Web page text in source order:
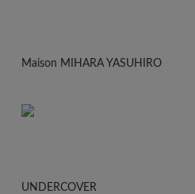
Maison MIHARA YASUHIRO
UNDERCOVER